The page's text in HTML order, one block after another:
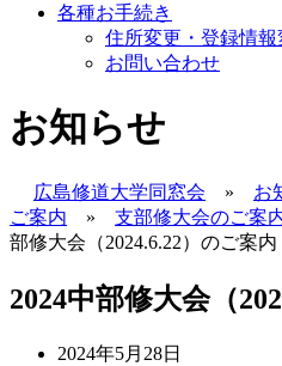
各種お手続き
住所変更・登録情報
お問い合わせ
お知らせ
広島修道大学同窓会 » お
ご案内 » 支部修大会のご案
部修大会（2024.6.22）のご案内
2024中部修大会（
2024年5月28日